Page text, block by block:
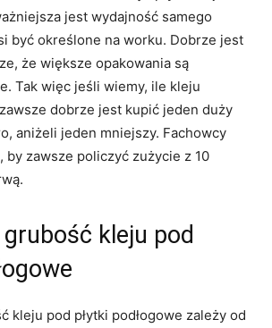
jest wydajność samego
być określone na worku. Dobrze jest
że większe opakowania są
Tak więc jeśli wiemy, ile kleju
dobrze jest kupić jeden duży
aniżeli jeden mniejszy. Fachowcy
by zawsze policzyć zużycie z 10
kleju pod
kleju pod płytki podłogowe zależy od